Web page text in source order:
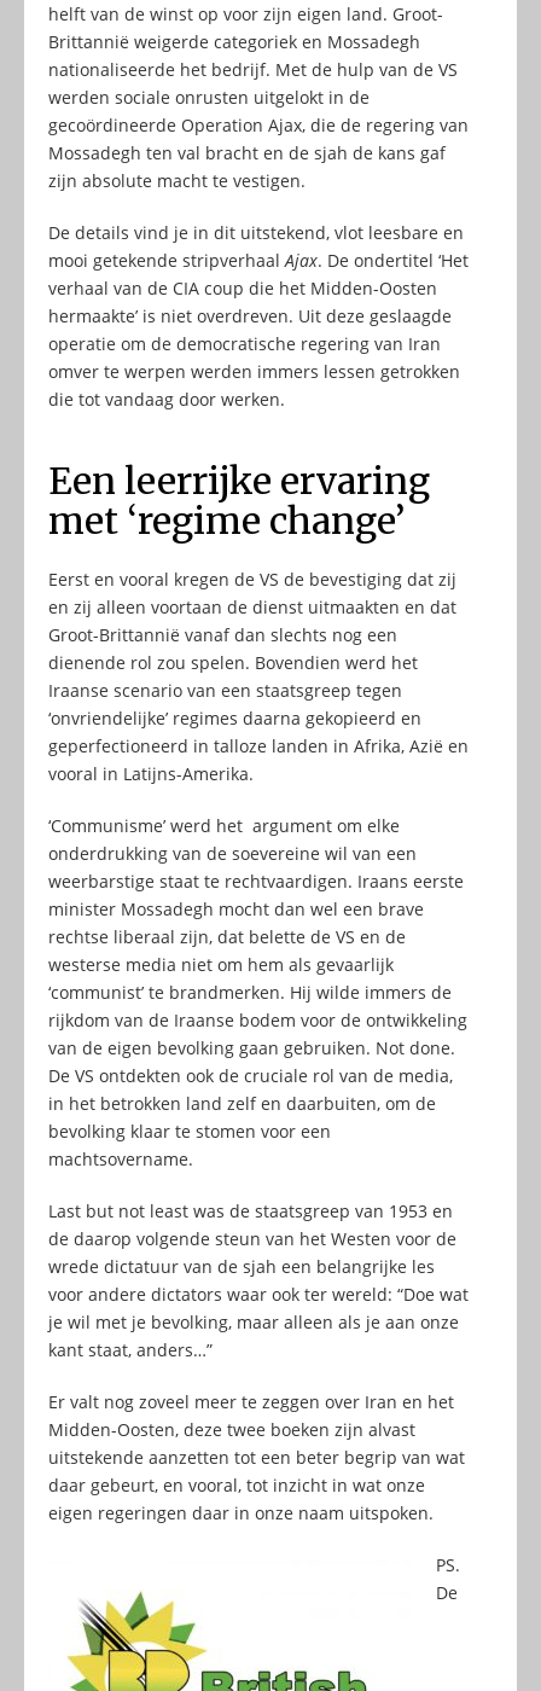
helft van de winst op voor zijn eigen land. Groot-
Brittannië weigerde categoriek en Mossadegh
nationaliseerde het bedrijf. Met de hulp van de VS
werden sociale onrusten uitgelokt in de
gecoördineerde Operation Ajax, die de regering van
Mossadegh ten val bracht en de sjah de kans gaf
zijn absolute macht te vestigen.
De details vind je in dit uitstekend, vlot leesbare en
mooi getekende stripverhaalAjax. De ondertitel ‘Het
verhaal van de CIA coup die het Midden-Oosten
hermaakte’ is niet overdreven. Uit deze geslaagde
operatie om de democratische regering van Iran
omver te werpen werden immers lessen getrokken
die tot vandaag door werken.
Een leerrijke ervaring
met ‘regime change’
Eerst en vooral kregen de VS de bevestiging dat zij
en zij alleen voortaan de dienst uitmaakten en dat
Groot-Brittannië vanaf dan slechts nog een
dienende rol zou spelen. Bovendien werd het
Iraanse scenario van een staatsgreep tegen
‘onvriendelijke’ regimes daarna gekopieerd en
geperfectioneerd in talloze landen in Afrika, Azië en
vooral in Latijns-Amerika.
‘Communisme’ werd het argument om elke
onderdrukking van de soevereine wil van een
weerbarstige staat te rechtvaardigen. Iraans eerste
minister Mossadegh mocht dan wel een brave
rechtse liberaal zijn, dat belette de VS en de
westerse media niet om hem als gevaarlijk
‘communist’ te brandmerken. Hij wilde immers de
rijkdom van de Iraanse bodem voor de ontwikkeling
van de eigen bevolking gaan gebruiken. Not done.
De VS ontdekten ook de cruciale rol van de media,
in het betrokken land zelf en daarbuiten, om de
bevolking klaar te stomen voor een
machtsovername.
Last but not least was de staatsgreep van 1953 en
de daarop volgende steun van het Westen voor de
wrede dictatuur van de sjah een belangrijke les
voor andere dictators waar ook ter wereld: “Doe wat
je wil met je bevolking, maar alleen als je aan onze
kant staat, anders…”
Er valt nog zoveel meer te zeggen over Iran en het
Midden-Oosten, deze twee boeken zijn alvast
uitstekende aanzetten tot een beter begrip van wat
daar gebeurt, en vooral, tot inzicht in wat onze
eigen regeringen daar in onze naam uitspoken.
PS.
De